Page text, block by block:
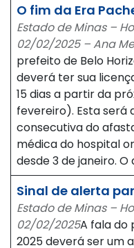
O fim da Era
Estado de Minas –
02/02/2025 – Ana
prefeito de Belo
deverá ter sua
15 dias a partir da
fevereiro). Esta
consecutiva do
médica do hospital
desde 3 de janeiro.
Sinal de alerta
Estado de Minas –
02/02/2025A fala do
2025 deverá ser um